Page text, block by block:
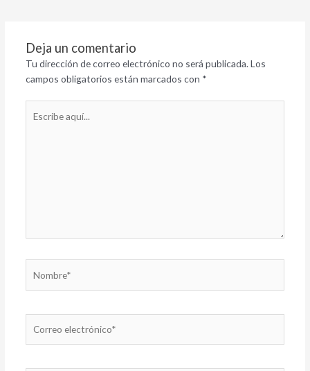
Deja un comentario
Tu dirección de correo electrónico no será publicada. Los
campos obligatorios están marcados con *
aquí...
electrónico*